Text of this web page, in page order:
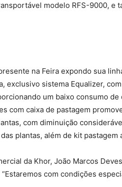
modelo RFS-9000, e
na Feira expondo sua
exclusivo sistema Equalizer,
um baixo consumo
com caixa de pastagem
com diminuição
plantas, além de kit
da Khor, João Marcos
com condições